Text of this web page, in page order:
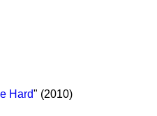
Hard" (2010)